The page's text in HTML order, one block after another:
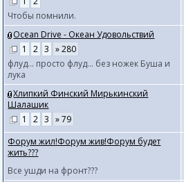
Чтобы помнили.
Ocean Drive - Океан Удовольствий
1
2 3
» 280
флуд... просто флуд... без ножек Буша и
лука
Хлипкий Финский Мирькинский
Шалашик
1
2 3 » 79
Форум жил!Форум жив!Форум будет
жить???
Все ушди на фронт???